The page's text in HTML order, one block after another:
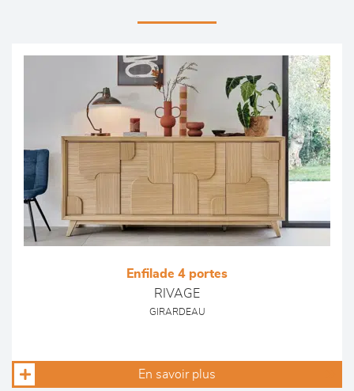
Enfilade 4 portes
RIVAGE
GIRARDEAU
En savoir plus